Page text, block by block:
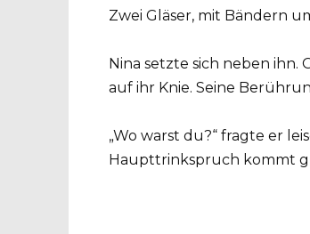
Zwei Gläser, mit Bändern
Nina setzte sich neben
auf ihr Knie. Seine
„Wo warst du?“ fragte er
Haupttrinkspruch kommt